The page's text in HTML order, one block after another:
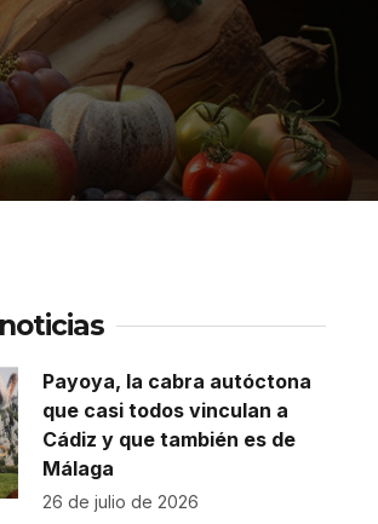
Payoya, la cabra autóctona
que casi todos vinculan a
Cádiz y que también es de
Málaga
26 de julio de 2026